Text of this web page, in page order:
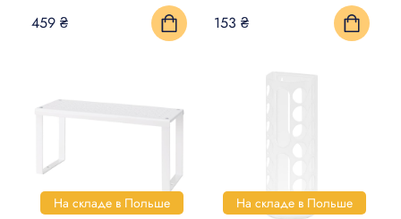
459 ₴
153 ₴
На складе в Польше На складе в Польше